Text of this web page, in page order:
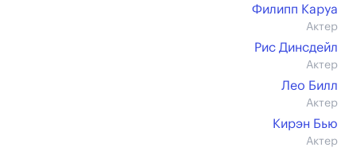
Филипп Каруа
Актер
Рис Динсдейл
Актер
Лео Билл
Актер
Кирэн Бью
Актер